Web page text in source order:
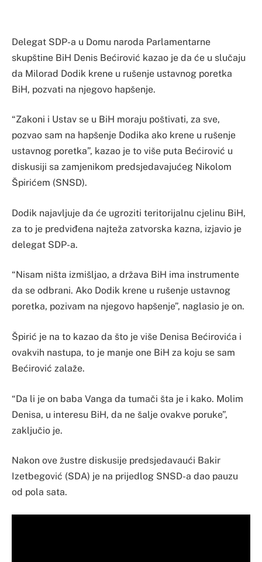
Delegat SDP-a u Domu naroda Parlamentarne
skupštine BiH Denis Bećirović kazao je da će u slučaju
da Milorad Dodik krene u rušenje ustavnog poretka
BiH, pozvati na njegovo hapšenje.
“Zakoni i Ustav se u BiH moraju poštivati, za sve,
pozvao sam na hapšenje Dodika ako krene u rušenje
ustavnog poretka”, kazao je to više puta Bećirović u
diskusiji sa zamjenikom predsjedavajućeg Nikolom
Špirićem (SNSD).
Dodik najavljuje da će ugroziti teritorijalnu cjelinu BiH,
za to je predviđena najteža zatvorska kazna, izjavio je
delegat SDP-a.
“Nisam ništa izmišljao, a država BiH ima instrumente
da se odbrani. Ako Dodik krene u rušenje ustavnog
poretka, pozivam na njegovo hapšenje”, naglasio je on.
Špirić je na to kazao da što je više Denisa Bećirovića i
ovakvih nastupa, to je manje one BiH za koju se sam
Bećirović zalaže.
“Da li je on baba Vanga da tumači šta je i kako. Molim
Denisa, u interesu BiH, da ne šalje ovakve poruke”,
zaključio je.
Nakon ove žustre diskusije predsjedavaući Bakir
Izetbegović (SDA) je na prijedlog SNSD-a dao pauzu
od pola sata.